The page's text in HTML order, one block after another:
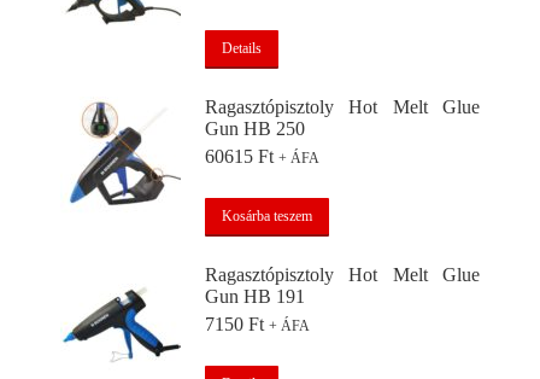
Details
Ragasztópisztoly Hot Melt Glue
Gun HB 250
60615 Ft + ÁFA
Kosárba teszem
Ragasztópisztoly Hot Melt Glue
Gun HB 191
7150 Ft + ÁFA